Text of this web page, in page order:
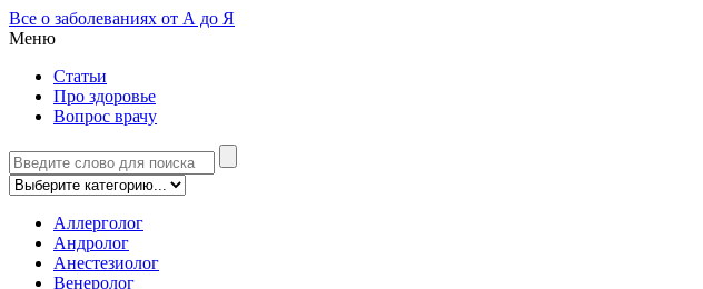
Все о заболеваниях от А до Я
Меню
Статьи
Про здоровье
Вопрос врачу
Аллерголог
Андролог
Анестезиолог
Венеролог